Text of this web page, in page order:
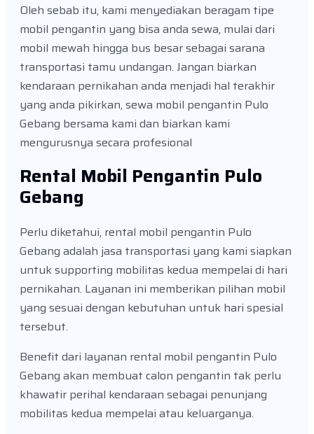
Oleh sebab itu, kami menyediakan beragam tipe
mobil pengantin yang bisa anda sewa, mulai dari
mobil mewah hingga bus besar sebagai sarana
transportasi tamu undangan. Jangan biarkan
kendaraan pernikahan anda menjadi hal terakhir
yang anda pikirkan, sewa mobil pengantin Pulo
Gebang bersama kami dan biarkan kami
mengurusnya secara profesional
Rental Mobil Pengantin Pulo
Gebang
Perlu diketahui, rental mobil pengantin Pulo
Gebang adalah jasa transportasi yang kami siapkan
untuk supporting mobilitas kedua mempelai di hari
pernikahan. Layanan ini memberikan pilihan mobil
yang sesuai dengan kebutuhan untuk hari spesial
tersebut.
Benefit dari layanan rental mobil pengantin Pulo
Gebang akan membuat calon pengantin tak perlu
khawatir perihal kendaraan sebagai penunjang
mobilitas kedua mempelai atau keluarganya.